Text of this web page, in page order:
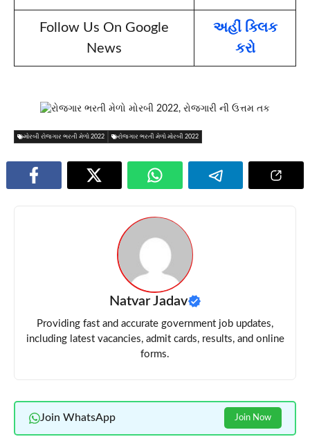
Follow Us On Google
News
અહીં ક્લિક
કરો
મોરબી રોજગાર ભરતી મેળો 2022 રોજગાર ભરતી મેળો મોરબી 2022
Natvar Jadav
Providing fast and accurate government job updates,
including latest vacancies, admit cards, results, and online
forms.
Join WhatsApp Join Now